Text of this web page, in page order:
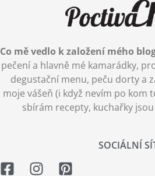
Co mě vedlo k založení mého
pečení a hlavně mé kamarádky,
degustační menu, peču dorty a
moje vášeň (i když nevím po kom
sbírám recepty, kuchařky
SOCIÁLNÍ